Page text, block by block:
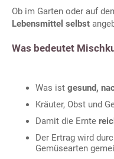
Ob im Garten oder auf
Lebensmittel selbst
Was bedeutet
Was ist gesund,
Kräuter, Obst und
Damit die Ernte
Der Ertrag wird
Gemüsearten